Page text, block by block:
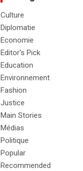
Culture
Diplomatie
Economie
Editor's Pick
Education
Environnement
Fashion
Justice
Main Stories
Médias
Politique
Popular
Recommended